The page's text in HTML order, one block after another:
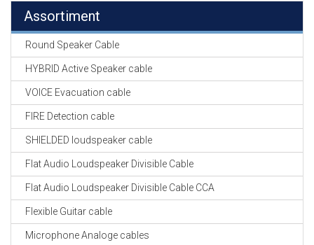
Assortiment
Round Speaker Cable
HYBRID Active Speaker cable
VOICE Evacuation cable
FIRE Detection cable
SHIELDED loudspeaker cable
Flat Audio Loudspeaker Divisible Cable
Flat Audio Loudspeaker Divisible Cable CCA
Flexible Guitar cable
Microphone Analoge cables